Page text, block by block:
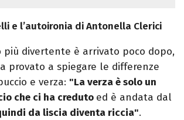
e l’autoironia di Antonella Clerici
più divertente è arrivato poco dopo,
provato a spiegare le differenze
e verza: "La verza è solo un
che ci ha creduto ed è andata dal
da liscia diventa riccia".